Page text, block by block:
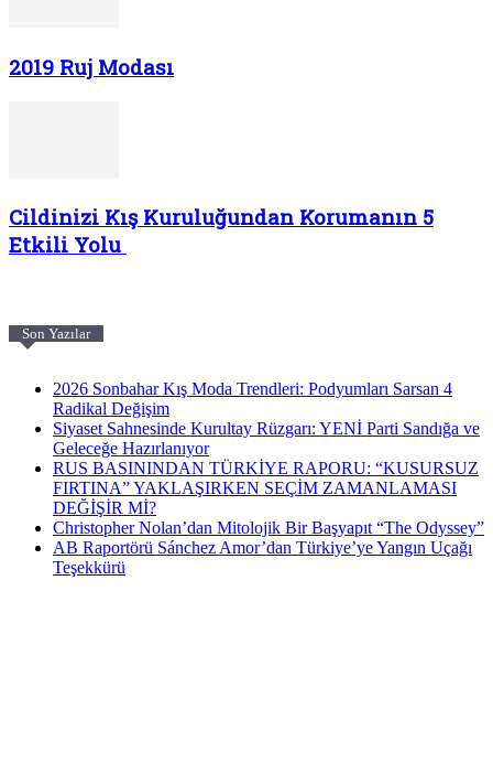
2019 Ruj Modası
Cildinizi Kış Kuruluğundan Korumanın 5
Etkili Yolu
Son Yazılar
2026 Sonbahar Kış Moda Trendleri: Podyumları Sarsan 4
Radikal Değişim
Siyaset Sahnesinde Kurultay Rüzgarı: YENİ Parti Sandığa ve
Geleceğe Hazırlanıyor
RUS BASININDAN TÜRKİYE RAPORU: “KUSURSUZ
FIRTINA” YAKLAŞIRKEN SEÇİM ZAMANLAMASI
DEĞİŞİR Mİ?
Christopher Nolan’dan Mitolojik Bir Başyapıt “The Odyssey”
AB Raportörü Sánchez Amor’dan Türkiye’ye Yangın Uçağı
Teşekkürü